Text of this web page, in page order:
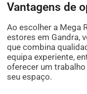
Vantagens de
Ao escolher a Mega
estores em Gandra,
que combina
equipa experiente,
oferecer um
seu espaço.